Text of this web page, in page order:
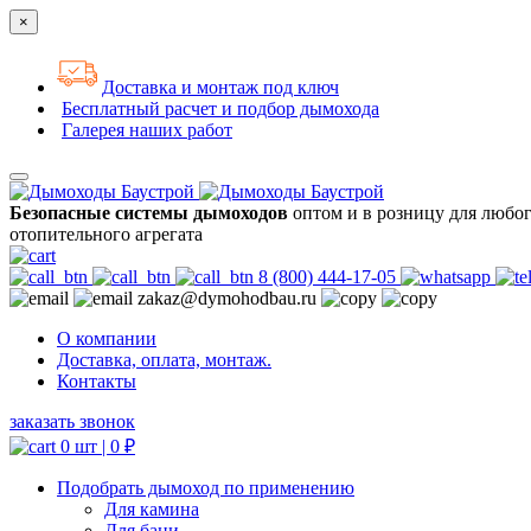
×
Доставка и монтаж под ключ
Бесплатный расчет и подбор дымохода
Галерея наших работ
Безопасные системы дымоходов оптом и в розницу для
отопительного агрегата
8 (800) 444-17-05
zakaz@dymohodbau.ru
О компании
Доставка, оплата, монтаж.
Контакты
заказать звонок
0 шт | 0 ₽
Подобрать дымоход по применению
Для камина